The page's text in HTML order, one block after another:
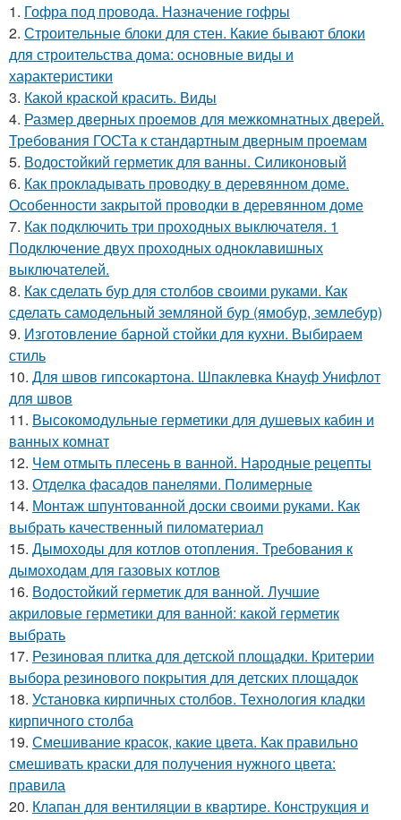
1. Гофра под провода. Назначение гофры
2. Строительные блоки для стен. Какие бывают блоки
для строительства дома: основные виды и
характеристики
3. Какой краской красить. Виды
4. Размер дверных проемов для межкомнатных дверей.
Требования ГОСТа к стандартным дверным проемам
5. Водостойкий герметик для ванны. Силиконовый
6. Как прокладывать проводку в деревянном доме.
Особенности закрытой проводки в деревянном доме
7. Как подключить три проходных выключателя. 1
Подключение двух проходных одноклавишных
выключателей.
8. Как сделать бур для столбов своими руками. Как
сделать самодельный земляной бур (ямобур, землебур)
9. Изготовление барной стойки для кухни. Выбираем
стиль
10. Для швов гипсокартона. Шпаклевка Кнауф Унифлот
для швов
11. Высокомодульные герметики для душевых кабин и
ванных комнат
12. Чем отмыть плесень в ванной. Народные рецепты
13. Отделка фасадов панелями. Полимерные
14. Монтаж шпунтованной доски своими руками. Как
выбрать качественный пиломатериал
15. Дымоходы для котлов отопления. Требования к
дымоходам для газовых котлов
16. Водостойкий герметик для ванной. Лучшие
акриловые герметики для ванной: какой герметик
выбрать
17. Резиновая плитка для детской площадки. Критерии
выбора резинового покрытия для детских площадок
18. Установка кирпичных столбов. Технология кладки
кирпичного столба
19. Смешивание красок, какие цвета. Как правильно
смешивать краски для получения нужного цвета:
правила
20. Клапан для вентиляции в квартире. Конструкция и